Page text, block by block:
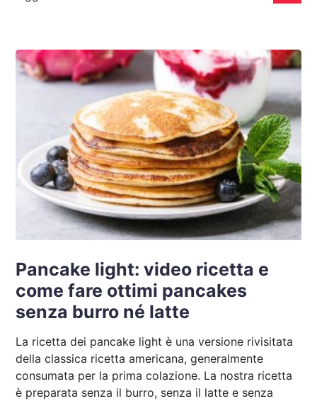
Pancake light: video ricetta e
come fare ottimi pancakes
senza burro né latte
La ricetta dei pancake light è una versione rivisitata
della classica ricetta americana, generalmente
consumata per la prima colazione. La nostra ricetta
è preparata senza il burro, senza il latte e senza